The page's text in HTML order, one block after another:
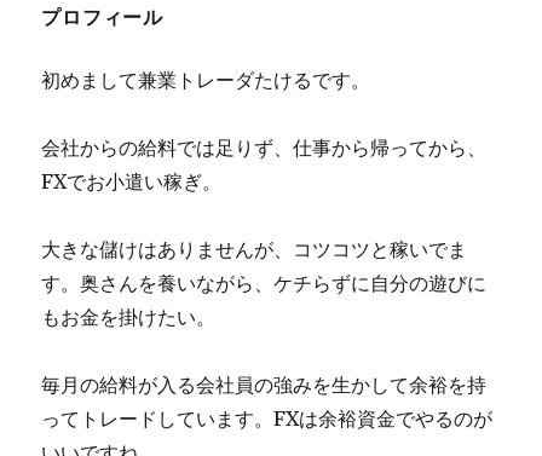
プロフィール
初めまして兼業トレーダたけるです。
会社からの給料では足りず、仕事から帰ってから、
FXでお小遣い稼ぎ。
大きな儲けはありませんが、コツコツと稼いでま
す。奥さんを養いながら、ケチらずに自分の遊びに
もお金を掛けたい。
毎月の給料が入る会社員の強みを生かして余裕を持
ってトレードしています。FXは余裕資金でやるのが